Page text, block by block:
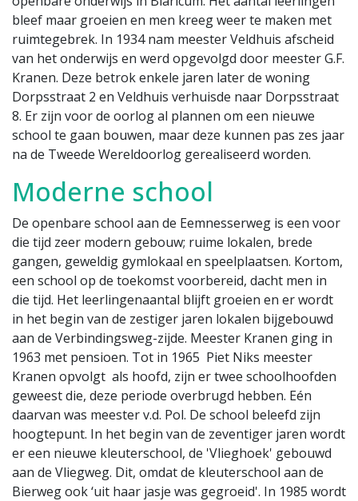
bleef maar groeien en men kreeg weer te maken met
ruimtegebrek. In 1934 nam meester Veldhuis afscheid
van het onderwijs en werd opgevolgd door meester G.F.
Kranen. Deze betrok enkele jaren later de woning
Dorpsstraat 2 en Veldhuis verhuisde naar Dorpsstraat
8. Er zijn voor de oorlog al plannen om een nieuwe
school te gaan bouwen, maar deze kunnen pas zes jaar
na de Tweede Wereldoorlog gerealiseerd worden.
Moderne school
De openbare school aan de Eemnesserweg is een voor
die tijd zeer modern gebouw; ruime lokalen, brede
gangen, geweldig gymlokaal en speelplaatsen. Kortom,
een school op de toekomst voorbereid, dacht men in
die tijd. Het leerlingenaantal blijft groeien en er wordt
in het begin van de zestiger jaren lokalen bijgebouwd
aan de Verbindingsweg-zijde. Meester Kranen ging in
1963 met pensioen. Tot in 1965 Piet Niks meester
Kranen opvolgt als hoofd, zijn er twee schoolhoofden
geweest die, deze periode overbrugd hebben. Eén
daarvan was meester v.d. Pol. De school beleefd zijn
hoogtepunt. In het begin van de zeventiger jaren wordt
er een nieuwe kleuterschool, de 'Vlieghoek' gebouwd
aan de Vliegweg. Dit, omdat de kleuterschool aan de
Bierweg ook ‘uit haar jasje was gegroeid'. In 1985 wordt